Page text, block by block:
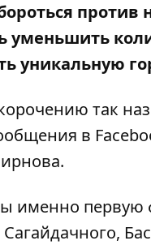
уменьшить
уникальную
так
в
именно